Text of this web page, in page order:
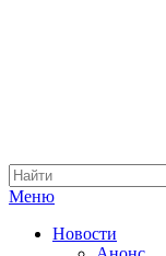
Меню
Новости